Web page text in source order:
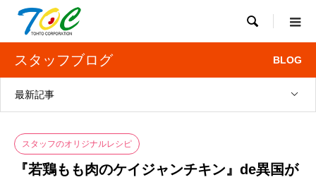

スタッフブログ BLOG
最新記事
スタッフのオリジナルレシピ
『若鶏もも肉のケイジャンチキン』de異国が